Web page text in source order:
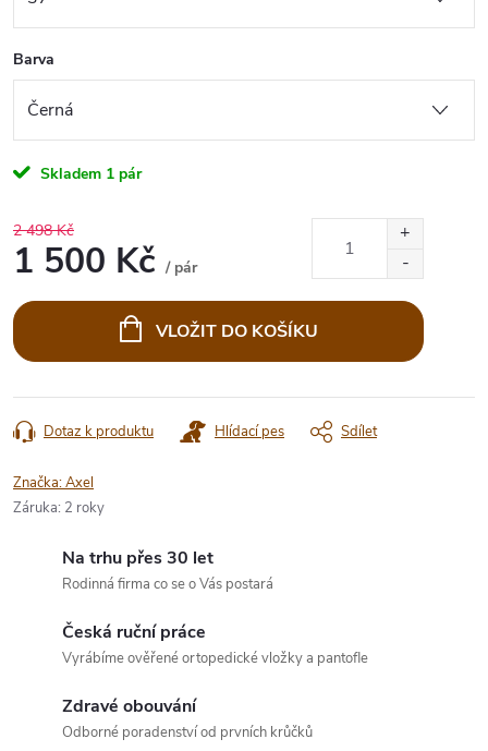
Barva
Skladem 1 pár
2 498 Kč
1 500 Kč / pár
cena:
VLOŽIT DO KOŠÍKU
Dotaz k produktu Hlídací pes Sdílet
Značka:Axel
Záruka: 2 roky
Na trhu přes 30 let
Rodinná firma co se o Vás postará
Česká ruční práce
Vyrábíme ověřené ortopedické vložky a pantofle
Zdravé obouvání
Odborné poradenství od prvních krůčků